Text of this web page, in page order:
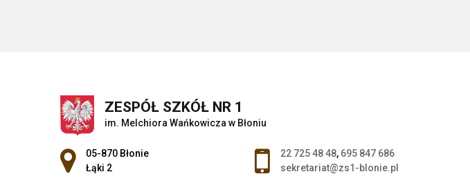
ZESPÓŁ SZKÓŁ NR 1
im. Melchiora Wańkowicza w Błoniu
Adres pocztowy:
05-870 Błonie
Łąki 2
22 725 48 48, 695 847 686
sekretariat@zs1-blonie.pl